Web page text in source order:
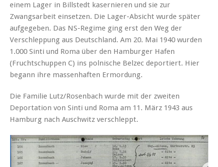
einem Lager in Billstedt kasernieren und sie zur
Zwangsarbeit einsetzen. Die Lager-Absicht wurde später
aufgegeben. Das NS-Regime ging erst den Weg der
Verschleppung aus Deutschland. Am 20. Mai 1940 wurden
1.000 Sinti und Roma über den Hamburger Hafen
(Fruchtschuppen C) ins polnische Belzec deportiert. Hier
begann ihre massenhaften Ermordung.
Die Familie Lutz/Rosenbach wurde mit der zweiten
Deportation von Sinti und Roma am 11. März 1943 aus
Hamburg nach Auschwitz verschleppt.